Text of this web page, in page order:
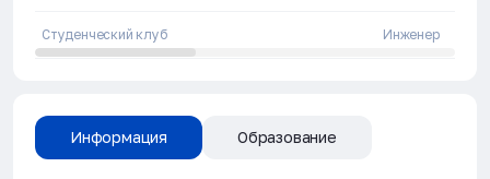
Студенческий клуб Инженер
Информация Образование